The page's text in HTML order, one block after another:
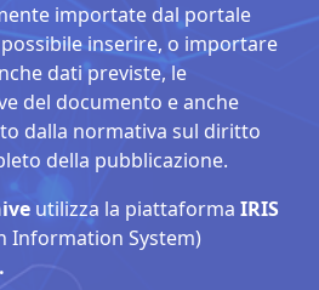
importate dal portale
possibile inserire, o importare
dati previste, le
del documento e anche
dalla normativa sul diritto
della pubblicazione.
utilizza la piattaforma IRIS
Information System)